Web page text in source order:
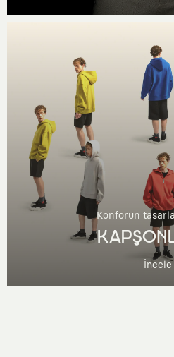
Konforun
İncele